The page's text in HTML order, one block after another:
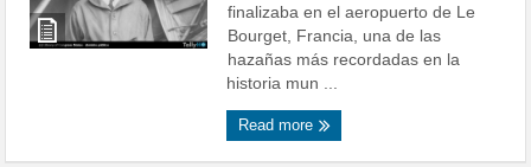
finalizaba en el aeropuerto de Le
Bourget, Francia, una de las
hazañas más recordadas en la
historia mun ...
Read more